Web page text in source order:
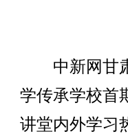
中新网甘肃
学传承学校首
讲堂内外学习